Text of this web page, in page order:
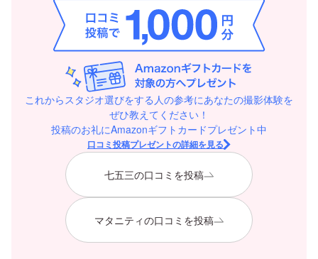
これからスタジオ選びをする人の参考にあなたの撮影体験を
ぜひ教えてください！
投稿のお礼にAmazonギフトカードプレゼント中
口コミ投稿プレゼントの詳細を見る
七五三の口コミを投稿
マタニティの口コミを投稿